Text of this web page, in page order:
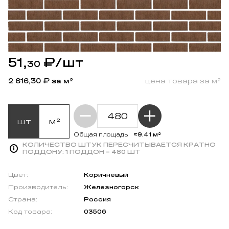
51,30 ₽/шт
2 616,30 ₽ за м² цена товара за м²
шт м²
Общая площадь
≈9.41 м²
КОЛИЧЕСТВО ШТУК ПЕРЕСЧИТЫВАЕТСЯ КРАТНО
ПОДДОНУ: 1 ПОДДОН = 480 ШТ
Цвет:
Коричневый
Производитель:
Железногорск
Страна:
Россия
Код товара:
03506